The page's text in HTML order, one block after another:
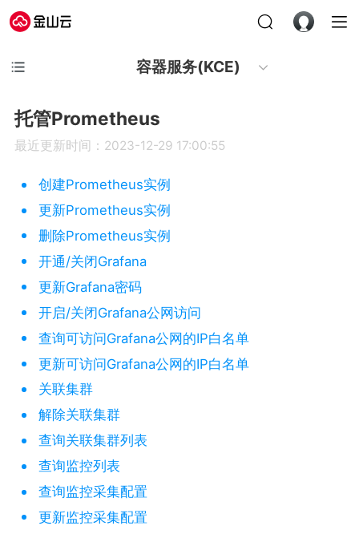
容器服务(KCE)
托管Prometheus
最近更新时间：2023-12-29 17:00:55
创建Prometheus实例
更新Prometheus实例
删除Prometheus实例
开通/关闭Grafana
更新Grafana密码
开启/关闭Grafana公网访问
查询可访问Grafana公网的IP白名单
更新可访问Grafana公网的IP白名单
关联集群
解除关联集群
查询关联集群列表
查询监控列表
查询监控采集配置
更新监控采集配置